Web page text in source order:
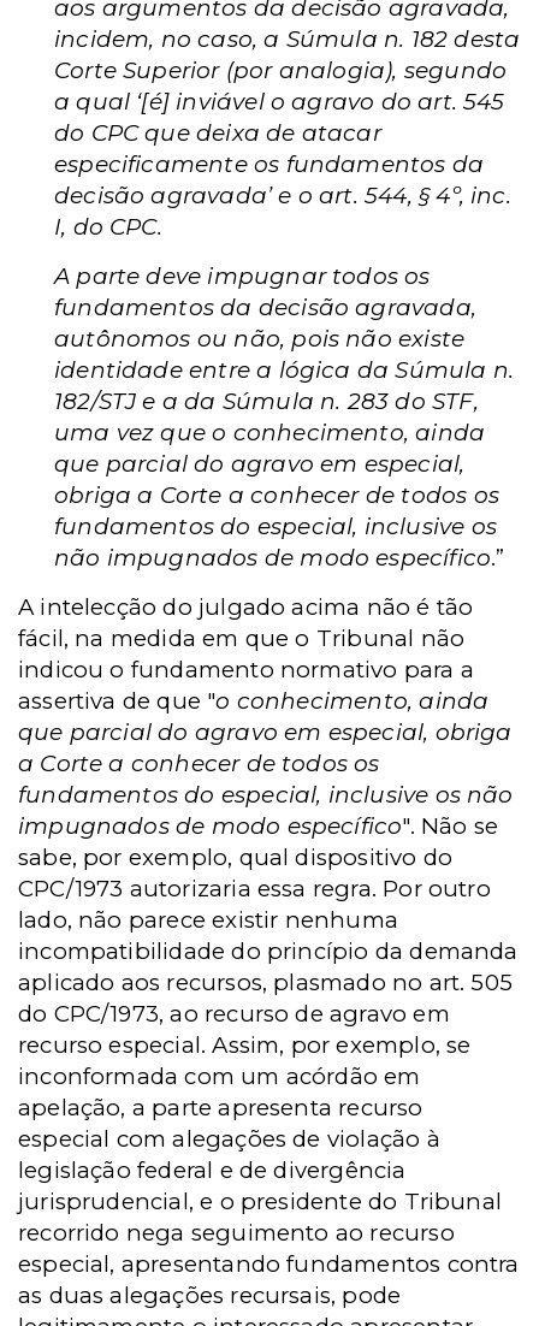
aos argumentos da decisão agravada,
incidem, no caso, a Súmula n. 182 desta
Corte Superior (por analogia), segundo
a qual ‘[é] inviável o agravo do art. 545
do CPC que deixa de atacar
especificamente os fundamentos da
decisão agravada’ e o art. 544, § 4º, inc.
I, do CPC.
A parte deve impugnar todos os
fundamentos da decisão agravada,
autônomos ou não, pois não existe
identidade entre a lógica da Súmula n.
182/STJ e a da Súmula n. 283 do STF,
uma vez que o conhecimento, ainda
que parcial do agravo em especial,
obriga a Corte a conhecer de todos os
fundamentos do especial, inclusive os
não impugnados de modo específico.”
A intelecção do julgado acima não é tão
fácil, na medida em que o Tribunal não
indicou o fundamento normativo para a
assertiva de que "o conhecimento, ainda
que parcial do agravo em especial, obriga
a Corte a conhecer de todos os
fundamentos do especial, inclusive os não
impugnados de modo específico". Não se
sabe, por exemplo, qual dispositivo do
CPC/1973 autorizaria essa regra. Por outro
lado, não parece existir nenhuma
incompatibilidade do princípio da demanda
aplicado aos recursos, plasmado no art. 505
do CPC/1973, ao recurso de agravo em
recurso especial. Assim, por exemplo, se
inconformada com um acórdão em
apelação, a parte apresenta recurso
especial com alegações de violação à
legislação federal e de divergência
jurisprudencial, e o presidente do Tribunal
recorrido nega seguimento ao recurso
especial, apresentando fundamentos contra
as duas alegações recursais, pode